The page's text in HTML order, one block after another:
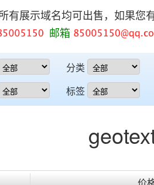
有展示域名均可出售，如果您
邮箱
分类
标签